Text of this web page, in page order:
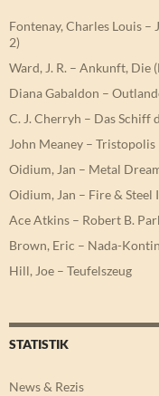
Fontenay, Charles Louis
2)
Ward, J. R. – Ankunft, Die
Diana Gabaldon –
C. J. Cherryh – Das Schiff
John Meaney – Tristopolis
Oidium, Jan – Metal
Oidium, Jan – Fire & Steel
Ace Atkins – Robert B.
Brown, Eric – Nada-
Hill, Joe – Teufelszeug
STATISTIK
News & Rezis